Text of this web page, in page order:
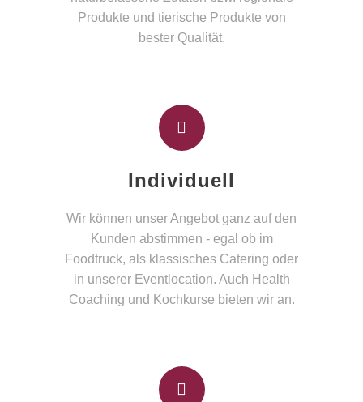
Produkte und tierische Produkte von
bester Qualität.
Individuell
Wir können unser Angebot ganz auf den
Kunden abstimmen - egal ob im
Foodtruck, als klassisches Catering oder
in unserer Eventlocation. Auch Health
Coaching und Kochkurse bieten wir an.